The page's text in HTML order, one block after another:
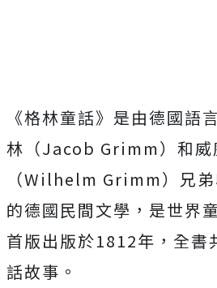
《格林童話》是由德國語
林（Jacob Grimm）和
（Wilhelm Grimm）兄
的德國民間文學，是世界
首版出版於1812年，全書
話故事。